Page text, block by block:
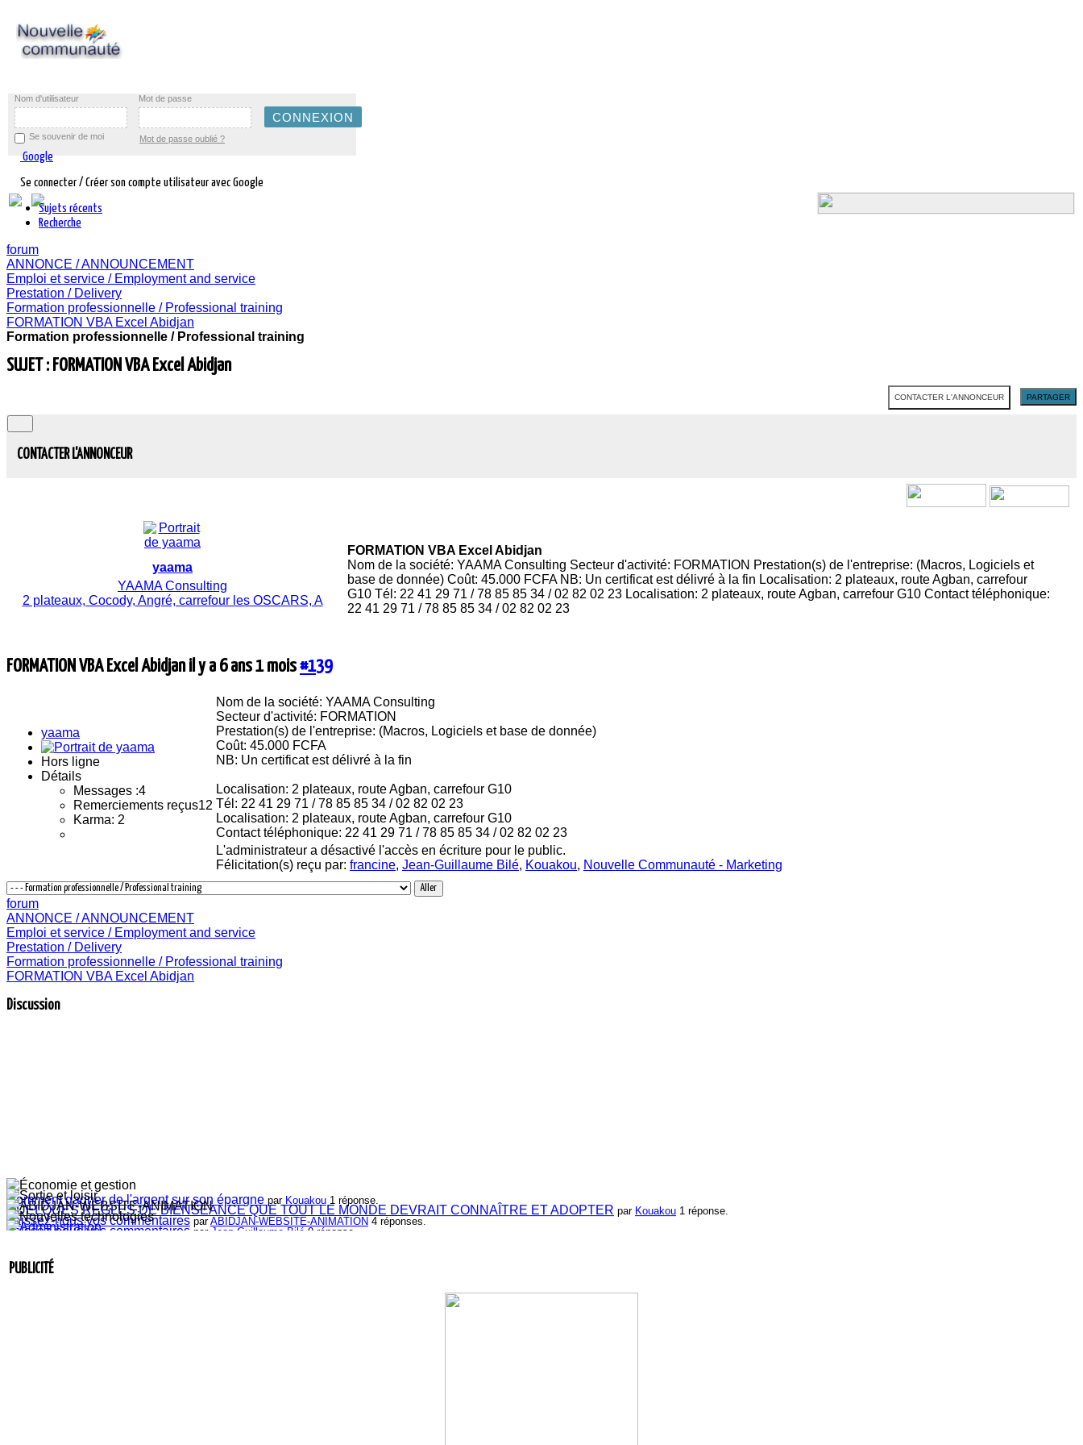
Nom d'utilisateur Mot de passe
Se souvenir de moi Mot de passe oublié ?
Google
Se connecter / Créer son compte utilisateur avec Google
Sujets récents
Recherche
forum
ANNONCE / ANNOUNCEMENT
Emploi et service / Employment and service
Prestation / Delivery
Formation professionnelle / Professional training
FORMATION VBA Excel Abidjan
Formation professionnelle / Professional training
SUJET : FORMATION VBA Excel Abidjan
CONTACTER L'ANNONCEUR PARTAGER
CONTACTER L'ANNONCEUR
yaama
YAAMA Consulting
2 plateaux, Cocody, Angré, carrefour les OSCARS, A
FORMATION VBA Excel Abidjan
Nom de la société: YAAMA Consulting Secteur d'activité: FORMATION Prestation(s) de l'entreprise: (Macros, Logiciels et
base de donnée) Coût: 45.000 FCFA NB: Un certificat est délivré à la fin Localisation: 2 plateaux, route Agban, carrefour
G10 Tél: 22 41 29 71 / 78 85 85 34 / 02 82 02 23 Localisation: 2 plateaux, route Agban, carrefour G10 Contact téléphonique:
22 41 29 71 / 78 85 85 34 / 02 82 02 23
FORMATION VBA Excel Abidjanil y a 6 ans 1 mois#139
yaama
Hors ligne
Détails
Messages :4
Remerciements reçus12
Karma: 2
Nom de la société: YAAMA Consulting
Secteur d'activité: FORMATION
Prestation(s) de l'entreprise: (Macros, Logiciels et base de donnée)
Coût: 45.000 FCFA
NB: Un certificat est délivré à la fin
Localisation: 2 plateaux, route Agban, carrefour G10
Tél: 22 41 29 71 / 78 85 85 34 / 02 82 02 23
Localisation: 2 plateaux, route Agban, carrefour G10
Contact téléphonique: 22 41 29 71 / 78 85 85 34 / 02 82 02 23
L'administrateur a désactivé l'accès en écriture pour le public.
Félicitation(s) reçu par: francine, Jean-Guillaume Bilé, Kouakou, Nouvelle Communauté - Marketing
forum
ANNONCE / ANNOUNCEMENT
Emploi et service / Employment and service
Prestation / Delivery
Formation professionnelle / Professional training
FORMATION VBA Excel Abidjan
Discussion
Comment gagner de l'argent sur son épargne par Kouakou 1 réponse.
QUELQUES RÈGLES DE BIENSÉANCE QUE TOUT LE MONDE DEVRAIT CONNAÎTRE ET ADOPTER par Kouakou 1 réponse.
Laissez-nous vos commentaires parABIDJAN-WEBSITE-ANIMATION 4 réponses.
Laissez-nous vos commentaires parJean-Guillaume Bilé 0 réponse.
La carte d'affaire
PUBLICITÉ